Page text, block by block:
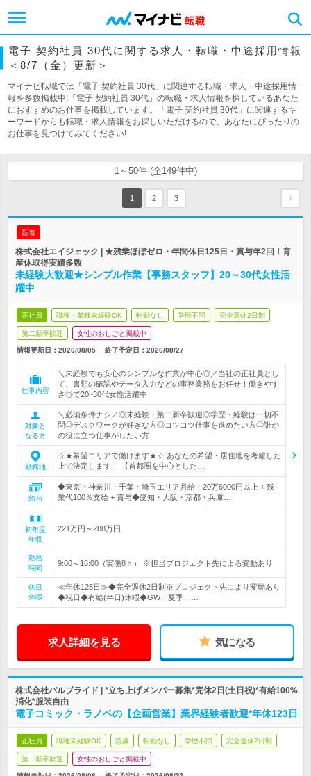
電子 契約社員 30代に関する求人・転職・中途採用情報
＜8/7（金）更新＞
マイナビ転職では「電子 契約社員 30代」に関連する転職・求人・中途採用情
報を多数掲載中!「電子 契約社員 30代」の転職・求人情報を探しているあなた
におすすめのお仕事を掲載しています。「電子 契約社員 30代」に関連するキ
ーワードからも転職・求人情報をお探しいただけるので、あなたにぴったりの
お仕事を見つけてみてください!
1～50件 (全149件中)
1 2 3
新着
株式会社エイジェック | ★残業ほぼゼロ・年間休日125日・賞与年2回！育
産休取得実績多数
未経験大歓迎★シンプル作業【事務スタッフ】20～30代女性活
躍中
正社員 職種・業種未経験OK 転勤なし 学歴不問 完全週休2日制
第二新卒歓迎 女性のおしごと掲載中
情報更新日：2026/08/05 終了予定日： 2026/08/27
仕事内容
＼未経験でも安心のシンプルな作業が中心◎／当社の正社員とし
て、書類の確認やデータ入力などの事務業務をお任せ！働きやす
さ◎で20~30代女性活躍中
対象と
なる方
＼必須条件ナシ／◎未経験・第二新卒歓迎◎学歴・経験は一切不
問◎デスクワークが好きな方◎コツコツ仕事を進めたい方◎誰か
の役に立つ仕事がしたい方
勤務地
☆★希望エリアで働けます★☆ あなたの希望・居住地を考慮した
上で決定します！ 【首都圏を中心とした…
給与
◆東京・神奈川・千葉・埼玉エリア月給：20万6000円以上 + 残
業代100％支給 + 賞与◆愛知・大阪・京都・兵庫…
初年度
年収
221万円～288万円
勤務
時間
9:00～18:00（実働8ｈ） ※担当プロジェクト先による変動あり
休日
休暇
≪年休125日≫◆完全週休2日制※プロジェクト先により変動あり
◆祝日◆有給(半日)休暇◆GW、夏季、…
求人詳細を見る 気になる
株式会社パルプライド | *立ち上げメンバー募集*完休2日(土日祝)*有給100%
消化*服装自由
電子コミック・ラノベの【企画営業】業界経験者歓迎*年休123日
正社員 職種未経験OK 急募 転勤なし 学歴不問 完全週休2日制
第二新卒歓迎 女性のおしごと掲載中